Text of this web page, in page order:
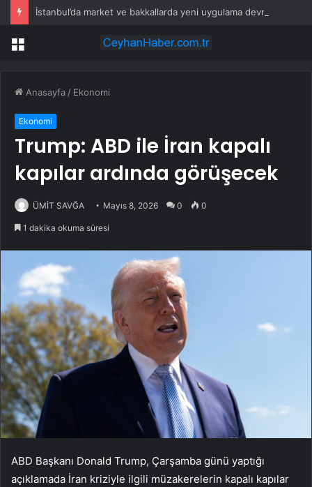
Menü
Anasayfa / Ekonomi
Ekonomi
Trump: ABD ile İran kapalı
kapılar ardında görüşecek
ÜMİT SAVĞA Mayıs 8, 2026 0 0
1 dakika okuma süresi
ABD Başkanı Donald Trump, Çarşamba günü yaptığı
açıklamada İran kriziyle ilgili müzakerelerin kapalı kapılar